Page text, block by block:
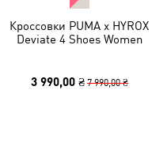
Кроссовки PUMA x HYROX
Deviate 4 Shoes Women
3 990,00 ₴ 7 990,00 ₴